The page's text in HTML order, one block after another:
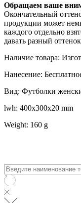
Обращаем ваше
Окончательный
продукции может
каждого отдельно
давать разный
Наличие товара:
Нанесение:
Вид: Футболки
lwh: 400x300x20 mm
Weight: 160 g